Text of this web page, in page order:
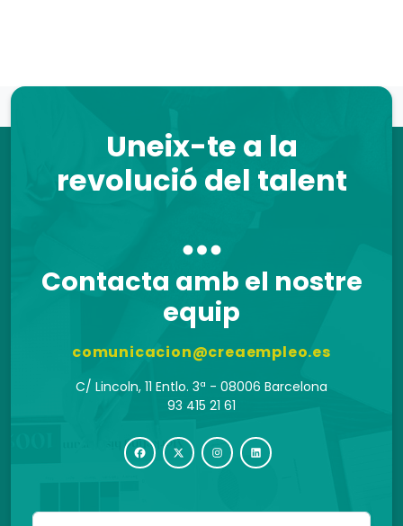
Uneix-te a la
revolució del talent
Contacta amb el nostre
equip
comunicacion@creaempleo.es
C/ Lincoln, 11 Entlo. 3ª - 08006 Barcelona
93 415 21 61